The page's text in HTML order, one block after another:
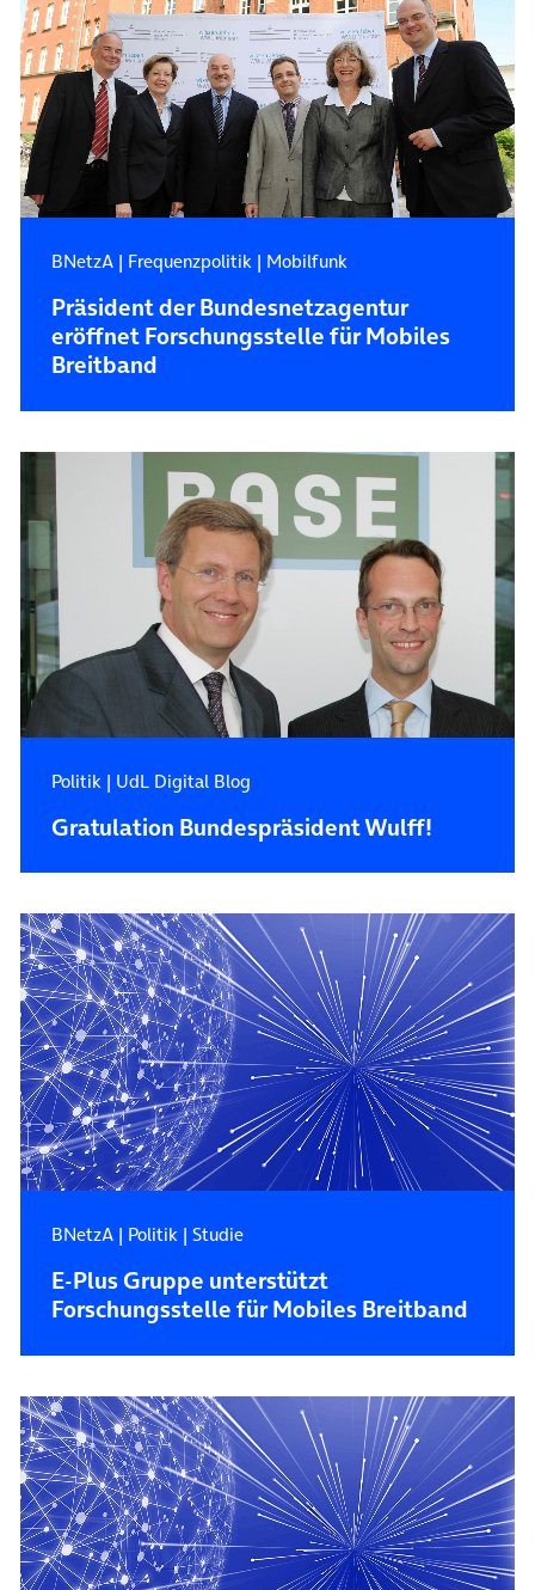
BNetzA| Frequenzpolitik| Mobilfunk
Präsident der Bundesnetzagentur
eröffnet Forschungsstelle für Mobiles
Breitband
Politik| UdL Digital Blog
Gratulation Bundespräsident Wulff!
BNetzA| Politik| Studie
E-Plus Gruppe unterstützt
Forschungsstelle für Mobiles Breitband